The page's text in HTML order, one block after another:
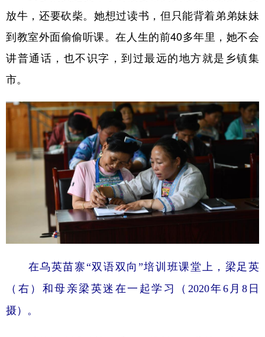
放牛，还要砍柴。她想过读书，但只能背着弟弟妹妹
到教室外面偷偷听课。在人生的前40多年里，她不会
讲普通话，也不识字，到过最远的地方就是乡镇集
市。
在乌英苗寨“双语双向”培训班课堂上，梁足英
（右）和母亲梁英迷在一起学习（2020年6月8日
摄）。